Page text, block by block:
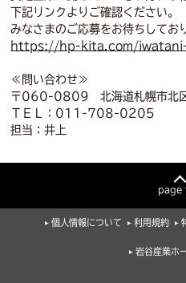
下記リンクよりご確認ください。
みなさまのご応募をお待ちしてお
https://hp-kita.com/
≪問い合わせ≫
〒060-0809 北海道札幌市北区
ＴＥＬ：011-708-0205
担当：井上
page
個人情報について 利用規約
岩谷産業ホ